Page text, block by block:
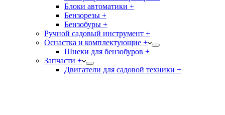
Блоки автоматики +
Бензорезы +
Бензобуры +
Ручной садовый инструмент +
Оснастка и комплектующие +
Шнеки для бензобуров +
Запчасти +
Двигатели для садовой техники +